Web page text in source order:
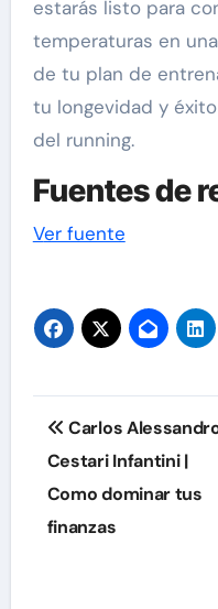
estarás listo para
temperaturas en
de tu plan de
tu longevidad y
del running.
Fuentes de
Navegación
entradas
Ver fuente
de
entradas
Carlos
Cestari Infantini |
Como dominar tus
finanzas